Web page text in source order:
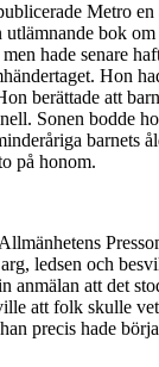
Metro
utlämnande bok
hade senare
Hon
berättade att
Sonen bodde
barnets
på honom.
ledsen och
anmälan att det
att folk skulle
precis hade